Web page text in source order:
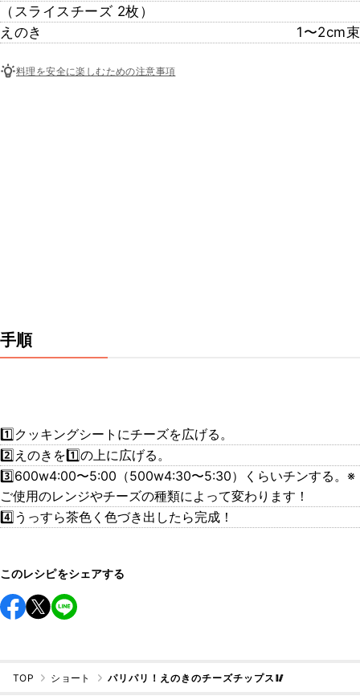
（スライスチーズ 2枚）
えのき
1〜2cm束
料理を安全に楽しむための注意事項
手順
1️⃣クッキングシートにチーズを広げる。
2️⃣えのきを1️⃣の上に広げる。
️3️⃣600w4:00〜5:00（500w4:30〜5:30）くらいチンする。※
ご使用のレンジやチーズの種類によって変わります！
4️⃣うっすら茶色く色づき出したら完成！
このレシピをシェアする
TOP ショート パリパリ！えのきのチーズチップス🥢